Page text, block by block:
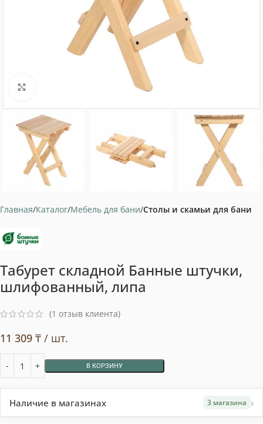
Нажмите, чтобы увеличить
Главная Каталог Мебель для бани Столы и скамьи для бани
Табурет складной Банные штучки,
шлифованный, липа
(1 отзыв клиента)
11 309 ₸ / шт.
В КОРЗИНУ
Наличие в магазинах 3 магазина ›